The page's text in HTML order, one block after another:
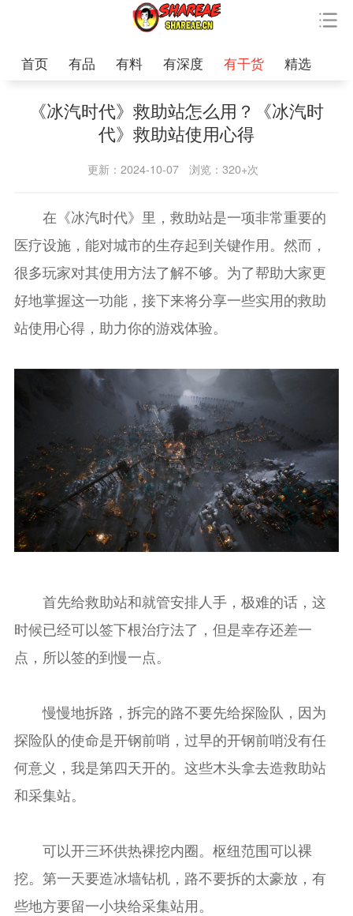
首页 有品 有料 有深度 有干货 精选
《冰汽时代》救助站怎么用？《冰汽时
代》救助站使用心得
更新：2024-10-07 浏览：320+次
在《冰汽时代》里，救助站是一项非常重要的
医疗设施，能对城市的生存起到关键作用。然而，
很多玩家对其使用方法了解不够。为了帮助大家更
好地掌握这一功能，接下来将分享一些实用的救助
站使用心得，助力你的游戏体验。
首先给救助站和就管安排人手，极难的话，这
时候已经可以签下根治疗法了，但是幸存还差一
点，所以签的到慢一点。
慢慢地拆路，拆完的路不要先给探险队，因为
探险队的使命是开钢前哨，过早的开钢前哨没有任
何意义，我是第四天开的。这些木头拿去造救助站
和采集站。
可以开三环供热裸挖内圈。枢纽范围可以裸
挖。第一天要造冰墙钻机，路不要拆的太豪放，有
些地方要留一小块给采集站用。